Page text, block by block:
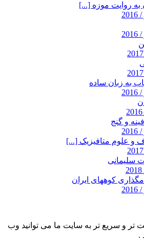
به روایت موزه [...]
به زبان ساده
و گنج
و علوم متافیزیک [...]
سلیمانی
کوههای ایران
تر و سریع تر به سایت ما می توانید وب
.